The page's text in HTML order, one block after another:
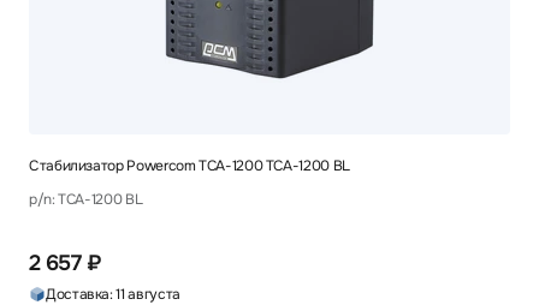
Стабилизатор Powercom TCA-1200 TCA-1200 BL
p/n: TCA-1200 BL
2 657 ₽
Доставка: 11 августа